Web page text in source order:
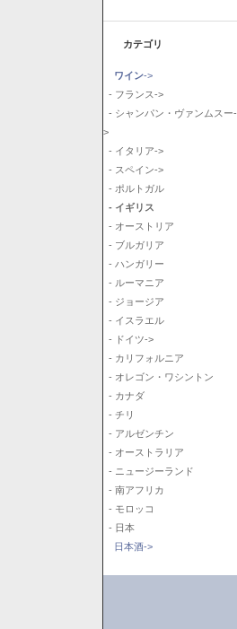
カテゴリ
ワイン->
- フランス->
- シャンパン・ヴァンムスー-
>
- イタリア->
- スペイン->
- ポルトガル
- イギリス
- オーストリア
- ブルガリア
- ハンガリー
- ルーマニア
- ジョージア
- イスラエル
- ドイツ->
- カリフォルニア
- オレゴン・ワシントン
- カナダ
- チリ
- アルゼンチン
- オーストラリア
- ニュージーランド
- 南アフリカ
- モロッコ
- 日本
日本酒->